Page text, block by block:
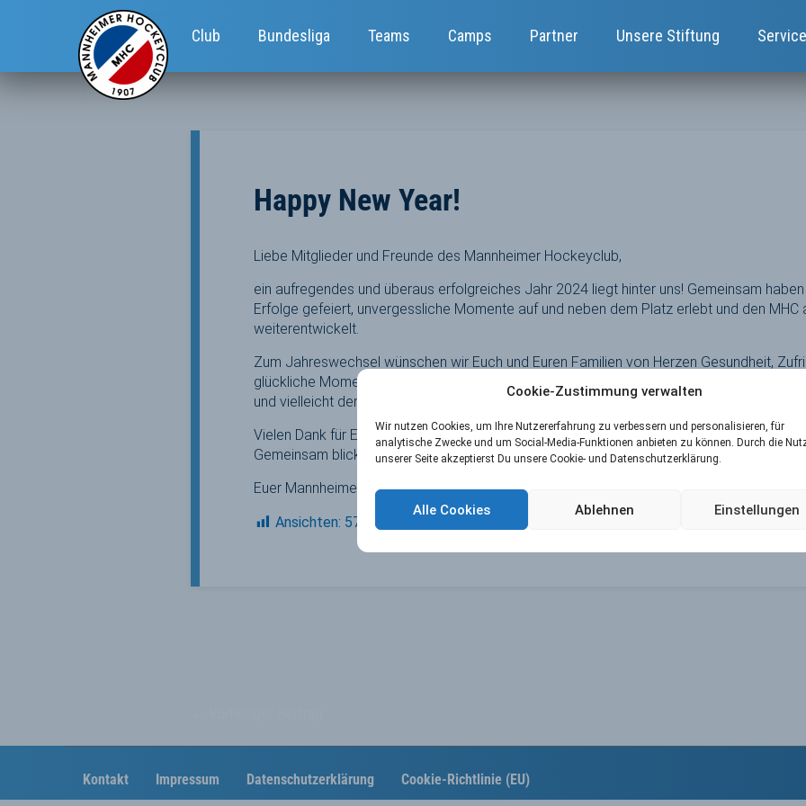
Cookie-Zustimmung verwalten
Wir nutzen Cookies, um Ihre Nutzererfahrung zu verbessern und personalisieren, für
analytische Zwecke und um Social-Media-Funktionen anbieten zu können. Durch die
unserer Seite akzeptierst Du unsere Cookie- und Datenschutzerklärung.
Alle Cookies Ablehnen Einstellungen
Club Bundesliga Teams Camps Partner Unsere Stiftung Service
Happy New Year!
Liebe Mitglieder und Freunde des Mannheimer Hockeyclub,
ein aufregendes und überaus erfolgreiches Jahr 2024 liegt hinter uns! Gemeinsam
Erfolge gefeiert, unvergessliche Momente auf und neben dem Platz erlebt und den
weiterentwickelt.
Zum Jahreswechsel wünschen wir Euch und Euren Familien von Herzen Gesundheit,
glückliche Momente für 2025. Möge das neue Jahr uns allen Freude am Spiel und an
und vielleicht den ein oder anderen weiteren Erfolg!
Vielen Dank für Euren Einsatz und Eure Unterstützung.
Gemeinsam blicken wir zuversichtlich in ein neues, spannendes Jahr.
Euer Mannheimer Hockeyclub
Ansichten: 570
Kontakt Impressum Datenschutzerklärung Cookie-Richtlinie (EU)